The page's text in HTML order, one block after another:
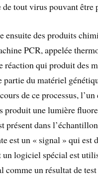
tout virus pouvant être
ensuite des produits
PCR, appelée
réaction qui produit des
partie du matériel
de ce processus, l’un
produit une lumière
présent dans
est un « signal » qui est
un logiciel spécial est
comme un résultat de